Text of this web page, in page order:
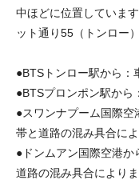
中ほどに位置していま
ット通り55（トンロー
●BTSトンロー駅から：
●BTSプロンポン駅から
●スワンナプーム国際
帯と道路の混み具合によ
●ドンムアン国際空港か
道路の混み具合によりま